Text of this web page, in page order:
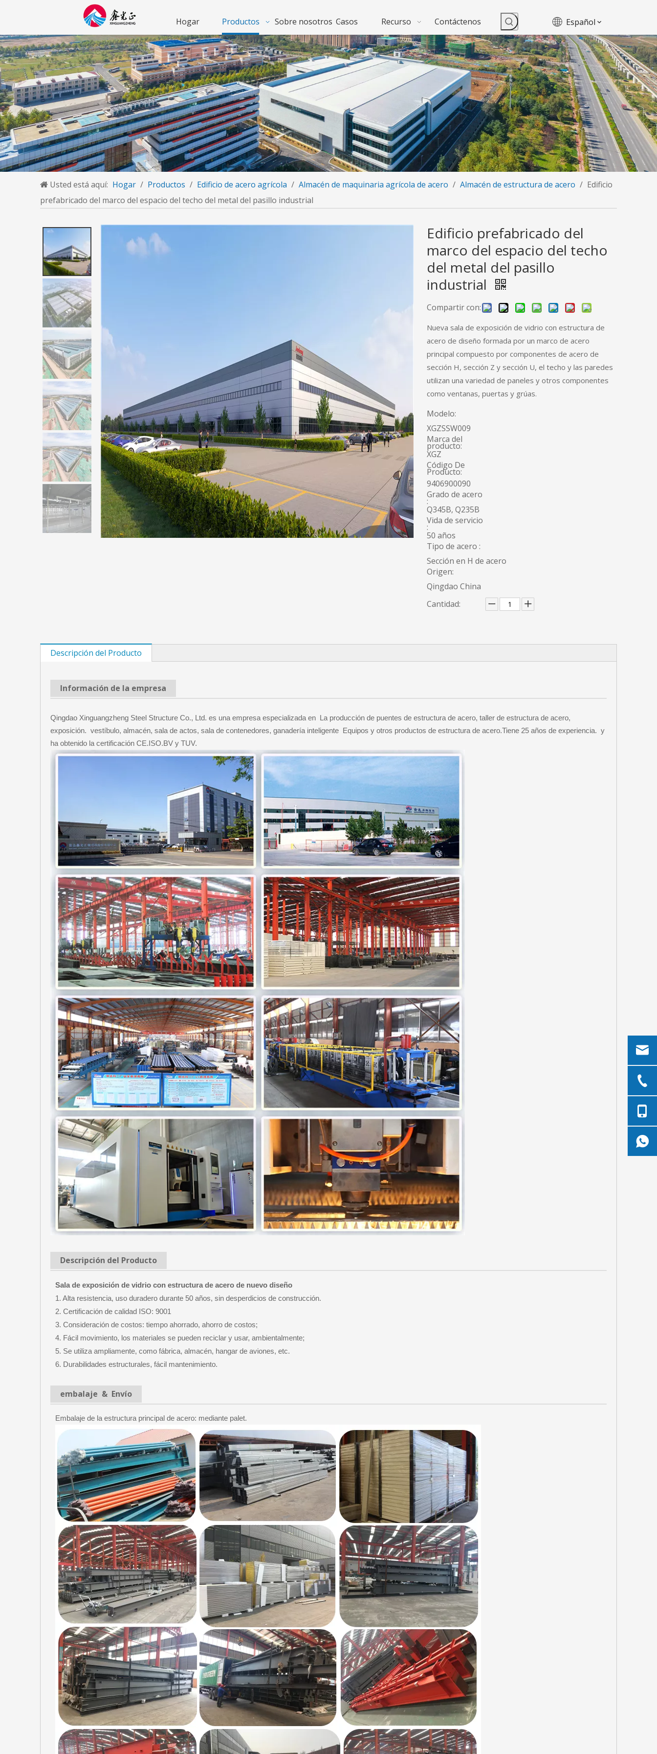
Hogar Productos Sobre nosotros Casos Recurso Contáctenos Español
Usted está aquí: Hogar / Productos / Edificio de acero agrícola / Almacén de maquinaria agrícola de acero / Almacén de estructura de acero / Edificio
prefabricado del marco del espacio del techo del metal del pasillo industrial
Edificio prefabricado del
marco del espacio del techo
del metal del pasillo
industrial
Compartir con:
Nueva sala de exposición de vidrio con estructura de
acero de diseño formada por un marco de acero
principal compuesto por componentes de acero de
sección H, sección Z y sección U, el techo y las paredes
utilizan una variedad de paneles y otros componentes
como ventanas, puertas y grúas.
Modelo:
XGZSSW009
Marca del
producto:
XGZ
Código De
Producto:
9406900090
Grado de acero
:
Q345B, Q235B
Vida de servicio
:
50 años
Tipo de acero :
Sección en H de acero
Origen:
Qingdao China
Cantidad:
Descripción del Producto
Información de la empresa
Qingdao Xinguangzheng Steel Structure Co., Ltd. es una empresa especializada en La producción de puentes de estructura de acero, taller de estructura de acero,
exposición. vestíbulo, almacén, sala de actos, sala de contenedores, ganadería inteligente Equipos y otros productos de estructura de acero.Tiene 25 años de experiencia. y
ha obtenido la certificación CE.ISO.BV y TUV.
Descripción del Producto
Sala de exposición de vidrio con estructura de acero de nuevo diseño
1. Alta resistencia, uso duradero durante 50 años, sin desperdicios de construcción.
2. Certificación de calidad ISO: 9001
3. Consideración de costos: tiempo ahorrado, ahorro de costos;
4. Fácil movimiento, los materiales se pueden reciclar y usar, ambientalmente;
5. Se utiliza ampliamente, como fábrica, almacén, hangar de aviones, etc.
6. Durabilidades estructurales, fácil mantenimiento.
embalaje & Envío
Embalaje de la estructura principal de acero: mediante palet.